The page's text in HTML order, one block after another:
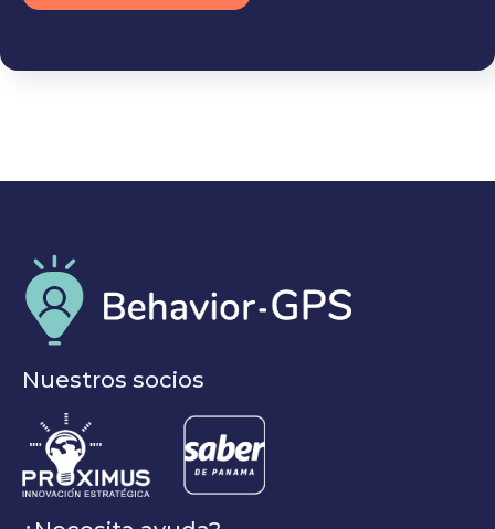
Nuestros socios